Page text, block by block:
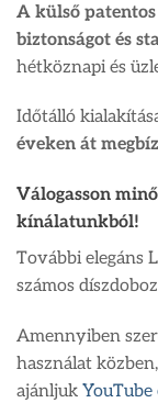
A külső
biztonságot és
hétköznapi és
Időtálló
éveken át
Válogasson
kínálatunkból!
További elegáns
számos
Amennyiben
használat
ajánljuk